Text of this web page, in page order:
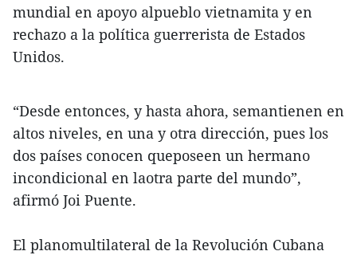
mundial en apoyo alpueblo vietnamita y en
rechazo a la política guerrerista de Estados
Unidos.
“Desde entonces, y hasta ahora, semantienen en
altos niveles, en una y otra dirección, pues los
dos países conocen queposeen un hermano
incondicional en laotra parte del mundo”,
afirmó Joi Puente.
El planomultilateral de la Revolución Cubana